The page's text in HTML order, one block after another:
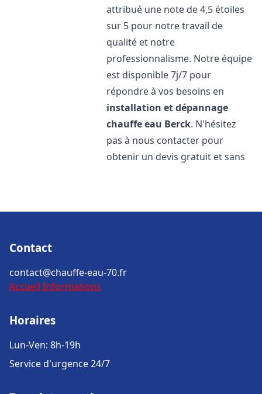
attribué une note de 4,5 étoiles
sur 5 pour notre travail de
qualité et notre
professionnalisme. Notre équipe
est disponible 7j/7 pour
répondre à vos besoins en
installation et dépannage
chauffe eau Berck. N'hésitez
pas à nous contacter pour
obtenir un devis gratuit et sans
Contact
contact@chauffe-eau-70.fr
Accueil Informations
Horaires
Lun-Ven: 8h-19h
Service d'urgence 24/7